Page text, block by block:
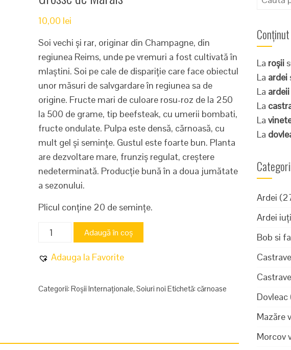
10,00 lei
Soi vechi și rar, originar din Champagne, din
regiunea Reims, unde pe vremuri a fost cultivată în
mlaștini. Soi pe cale de dispariție care face obiectul
unor măsuri de salvgardare în regiunea sa de
origine. Fructe mari de culoare rosu-roz de la 250
la 500 de grame, tip beefsteak, cu umerii bombati,
fructe ondulate. Pulpa este densă, cărnoasă, cu
mult gel și semințe. Gustul este foarte bun. Planta
are dezvoltare mare, frunziș regulat, creștere
nedeterminată. Producție bună în a doua jumătate
a sezonului.
Plicul conține 20 de semințe.
Cantitate
de
Adaugă în coș
Adauga la Favorite
Categorii: Roșii Internaționale, Soiuri noi Etichetă: cărnoase
La roșii
La ardei
La
La
La
La
Ardei
Ardei iuți
Bob si
Dovleac
Mazăre
Morcov